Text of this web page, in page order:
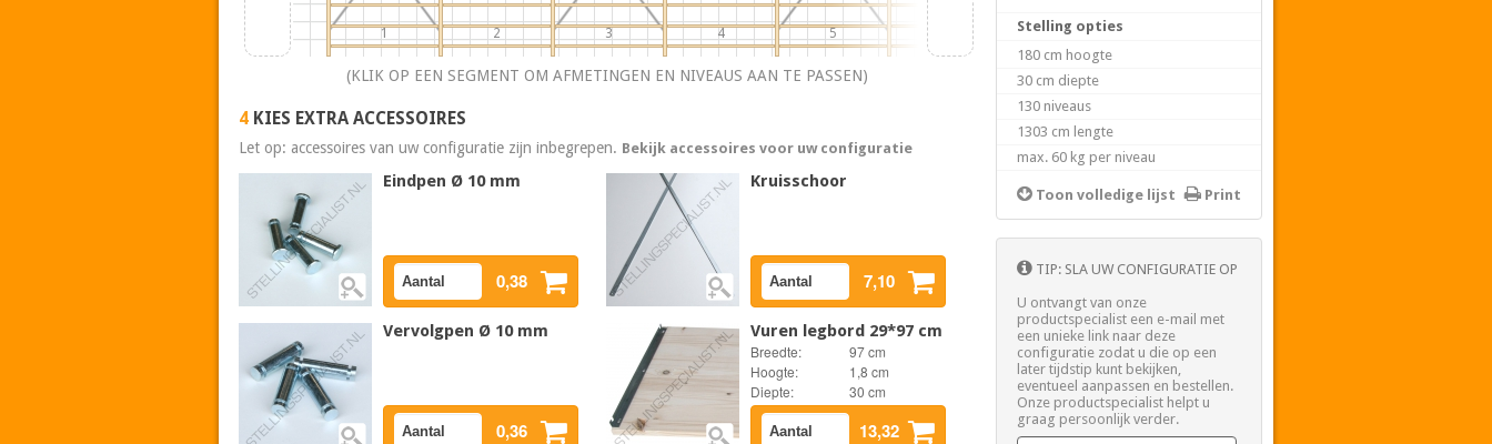
1 2 3 4 5 7
(KLIK OP EEN SEGMENT OM AFMETINGEN EN NIVEAUS AAN TE PASSEN)
4 KIES EXTRA ACCESSOIRES
Let op: accessoires van uw configuratie zijn inbegrepen. Bekijk accessoires voor uw configuratie
Eindpen Ø 10 mm
0,38
Kruisschoor
7,10
Vervolgpen Ø 10 mm
0,36
Vuren legbord 29*97 cm
Breedte:
97 cm
Hoogte:
1,8 cm
Diepte:
30 cm
13,32
Stelling opties
180 cm hoogte
30 cm diepte
130 niveaus
1303 cm lengte
max. 60 kg per niveau
Toon volledige lijst Print
TIP: SLA UW CONFIGURATIE OP
U ontvangt van onze
productspecialist een e-mail met
een unieke link naar deze
configuratie zodat u die op een
later tijdstip kunt bekijken,
eventueel aanpassen en bestellen.
Onze productspecialist helpt u
graag persoonlijk verder.